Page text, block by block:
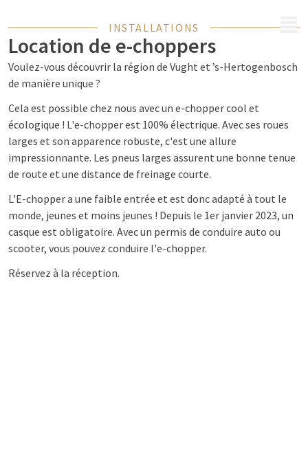
INSTALLATIONS
Location de e-choppers
Voulez-vous découvrir la région de Vught et ’s-Hertogenbosch
de manière unique ?
Cela est possible chez nous avec un e-chopper cool et
écologique ! L'e-chopper est 100% électrique. Avec ses roues
larges et son apparence robuste, c'est une allure
impressionnante. Les pneus larges assurent une bonne tenue
de route et une distance de freinage courte.
L'E-chopper a une faible entrée et est donc adapté à tout le
monde, jeunes et moins jeunes ! Depuis le 1er janvier 2023, un
casque est obligatoire. Avec un permis de conduire auto ou
scooter, vous pouvez conduire l'e-chopper.
Réservez à la réception.